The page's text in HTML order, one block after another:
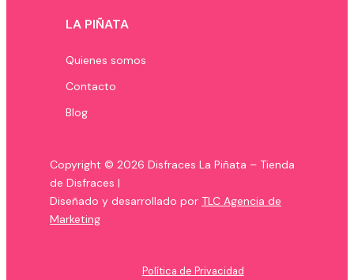
LA PIÑATA
Quienes somos
Contacto
Blog
Copyright © 2026 Disfraces La Piñata – Tienda
de Disfraces |
Diseñado y desarrollado por TLC Agencia de
Marketing
Política de Privacidad